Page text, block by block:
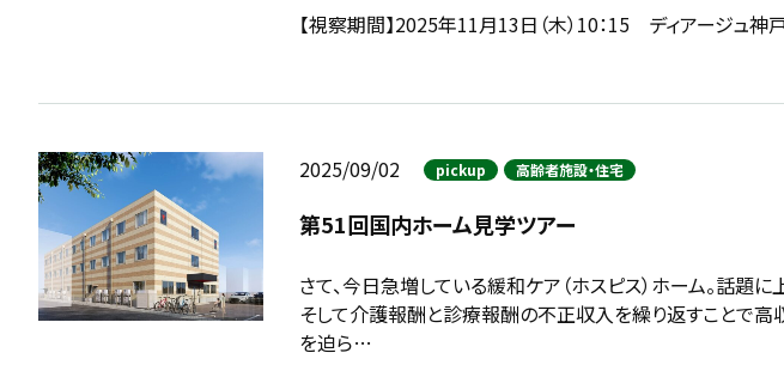
【視察期間】2025年11月13日（木）10：15 ディアージュ
2025/09/02 pickup 高齢者施設・住宅
第51回国内ホーム見学ツアー
さて、今日急増している緩和ケア（ホスピス）ホーム。話題
そして介護報酬と診療報酬の不正収入を繰り返すことで高
を迫ら…